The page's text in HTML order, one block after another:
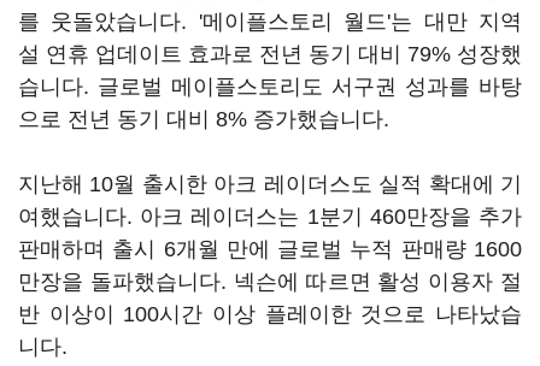
를 웃돌았습니다. '메이플스토리 월드'는 대만 지역
설 연휴 업데이트 효과로 전년 동기 대비 79% 성장했
습니다. 글로벌 메이플스토리도 서구권 성과를 바탕
으로 전년 동기 대비 8% 증가했습니다.
지난해 10월 출시한 아크 레이더스도 실적 확대에 기
여했습니다. 아크 레이더스는 1분기 460만장을 추가
판매하며 출시 6개월 만에 글로벌 누적 판매량 1600
만장을 돌파했습니다. 넥슨에 따르면 활성 이용자 절
반 이상이 100시간 이상 플레이한 것으로 나타났습
니다.